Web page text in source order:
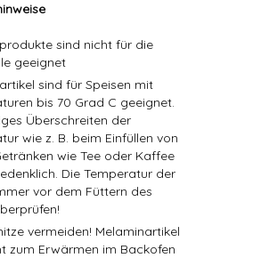
sind nicht für die
geeignet
sind für Speisen mit
bis 70 Grad C geeignet.
Überschreiten der
wie z. B. beim Einfüllen von
wie Tee oder Kaffee
Die Temperatur der
vor dem Füttern des
vermeiden! Melaminartikel
zum Erwärmen im Backofen